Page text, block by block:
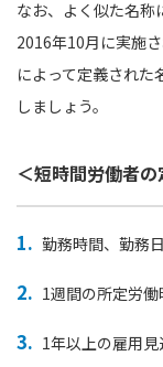
なお、よく似た名称
2016年10月に実施
によって定義された
しましょう。
＜短時間労働者
勤務時間、勤務
1週間の所定労働
1年以上の雇用見